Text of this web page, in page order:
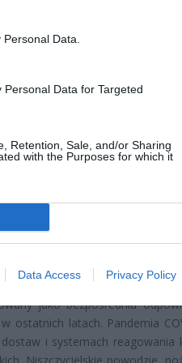
Data.
Data for Targeted
Retention, Sale, and/or Sharing
with the Purposes for which it
Data Access Privacy Policy
Air fryer tańszy aż o 150 zł,
rodzin. ZUS wypłacił już
jako bezpośrednia
ostatnich latach. Pandemia
i systemach reagowania